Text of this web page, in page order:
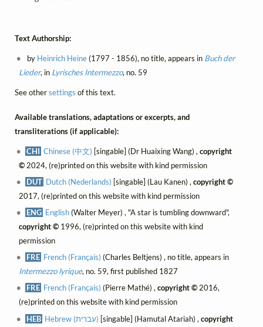
Text Authorship:
by Heinrich Heine(1797 - 1856), no title, appears in Buch der
Lieder, in Lyrisches Intermezzo, no. 59
See othersettings of this text.
Available translations, adaptations or excerpts, and
transliterations (if applicable):
CHI Chinese (中文) [singable] (Dr Huaixing Wang) ,copyright
©2024, (re)printed on this website with kind permission
DUT Dutch (Nederlands) [singable] (Lau Kanen) ,copyright ©
2017, (re)printed on this website with kind permission
ENG English(Walter Meyer) , "A star is tumbling downward",
copyright ©1996, (re)printed on this website with kind
permission
FRE French (Français) (Charles Beltjens) , no title, appears in
Intermezzo lyrique, no. 59, first published 1827
FRE French (Français) (Pierre Mathé) ,copyright ©2016,
(re)printed on this website with kind permission
HEB
Hebrew (עברית) [singable] (Hamutal Atariah) ,copyright